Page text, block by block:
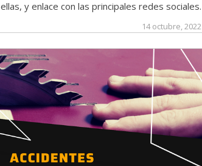
ellas, y enlace con las principales redes sociales.
14 octubre, 2022